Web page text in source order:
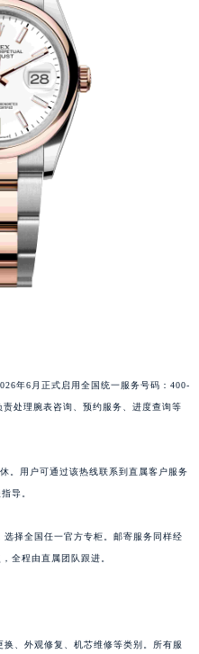
年6月正式启用全国统一服务号码：400-
处理腕表咨询、预约服务、进度查询等
。用户可通过该热线联系到直属客户服务
导。
择全国任一官方专柜。邮寄服务同样经
全程由直属团队跟进。
、外观修复、机芯维修等类别。所有服